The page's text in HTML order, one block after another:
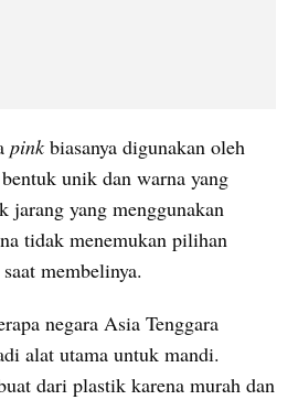
pink biasanya digunakan oleh
unik dan warna yang
jarang yang menggunakan
tidak menemukan pilihan
membelinya.
negara Asia Tenggara
alat utama untuk mandi.
dari plastik karena murah dan